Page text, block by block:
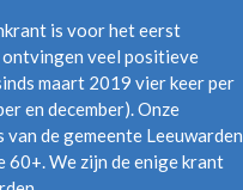
is voor het eerst
veel positieve
maart 2019 vier keer per
en december). Onze
de gemeente Leeuwarden
60+. We zijn de enige krant